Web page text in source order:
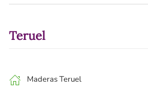
Teruel
Maderas Teruel